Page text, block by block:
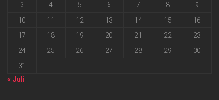
3
4 5 6 7 8
9
10
11 12 13 14 15
16
17
18 19 20 21 22
23
24
25 26 27 28 29
30
31
« Juli